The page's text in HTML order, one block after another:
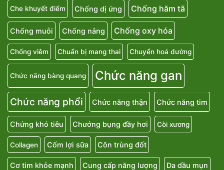
Che khuyết điểm Chống dị ứng Chống hăm tã
Chống muỗi Chống nắng Chống oxy hóa
Chống viêm Chuẩn bị mang thai Chuyển hoá đường
Chức năng bàng quang Chức năng gan
Chức năng phổi Chức năng thận Chức năng tim
Chứng khó tiêu Chướng bụng đầy hơi Còi xương
Collagen Cốm lợi sữa Côn trùng đốt
Cơ tim khỏe mạnh Cung cấp năng lượng Da dầu mụn